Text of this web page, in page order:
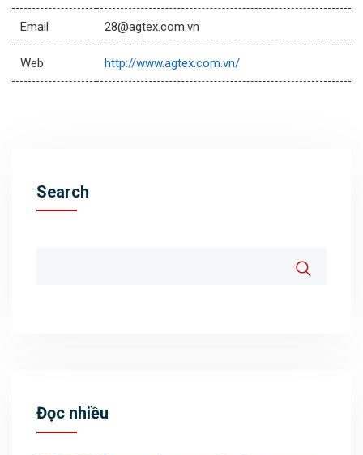
Email 28@agtex.com.vn
Web http://www.agtex.com.vn/
Search
Đọc nhiều